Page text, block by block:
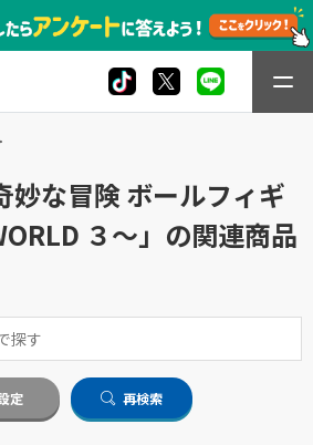
妙な冒険 ボールフィギ
３～」の関連商品
定 再検索